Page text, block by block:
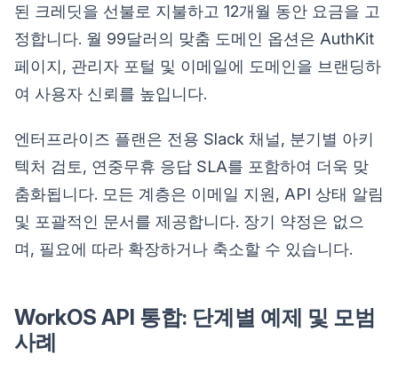
된 크레딧을 선불로 지불하고 12개월 동안 요금을 고
정합니다. 월 99달러의 맞춤 도메인 옵션은 AuthKit
페이지, 관리자 포털 및 이메일에 도메인을 브랜딩하
여 사용자 신뢰를 높입니다.
엔터프라이즈 플랜은 전용 Slack 채널, 분기별 아키
텍처 검토, 연중무휴 응답 SLA를 포함하여 더욱 맞
춤화됩니다. 모든 계층은 이메일 지원, API 상태 알림
및 포괄적인 문서를 제공합니다. 장기 약정은 없으
며, 필요에 따라 확장하거나 축소할 수 있습니다.
WorkOS API 통합: 단계별 예제 및 모범
사례